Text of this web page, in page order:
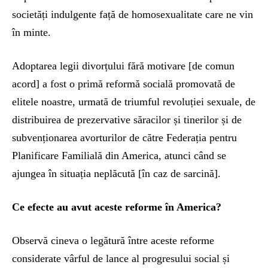
societăți indulgente față de homosexualitate care ne vin
în minte.
Adoptarea legii divorțului fără motivare [de comun
acord] a fost o primă reformă socială promovată de
elitele noastre, urmată de triumful revoluției sexuale, de
distribuirea de prezervative săracilor și tinerilor și de
subvenționarea avorturilor de către Federația pentru
Planificare Familială din America, atunci când se
ajungea în situația neplăcută [în caz de sarcină].
Ce efecte au avut aceste reforme în America?
Observă cineva o legătură între aceste reforme
considerate vârful de lance al progresului social și